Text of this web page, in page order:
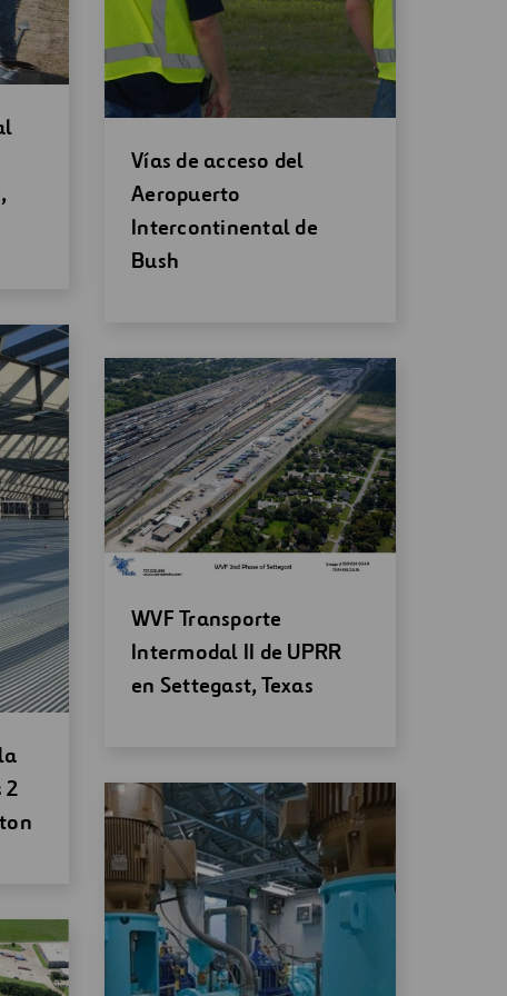
2
Abrir
una
nueva
ventana
Vías de acceso del
Aeropuerto
Intercontinental de
Bush
Abrir
una
nueva
WVF Transporte
Intermodal II de UPRR
en Settegast, Texas